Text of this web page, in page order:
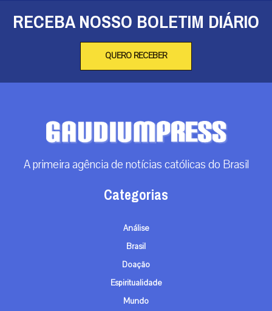
RECEBA NOSSO BOLETIM DIÁRIO
QUERO RECEBER
A primeira agência de notícias católicas do Brasil
Categorias
Análise
Brasil
Doação
Espiritualidade
Mundo